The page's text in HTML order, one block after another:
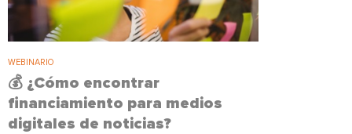
WEBINARIO
💰 ¿Cómo encontrar
financiamiento para medios
digitales de noticias?